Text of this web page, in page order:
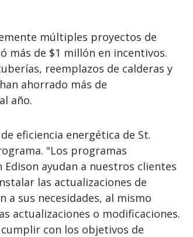
múltiples proyectos de
más de $1 millón en incentivos.
reemplazos de calderas y
ahorrado más de
año.
eficiencia energética de St.
"Los programas
ayudan a nuestros clientes
las actualizaciones de
a sus necesidades, al mismo
actualizaciones o modificaciones.
con los objetivos de